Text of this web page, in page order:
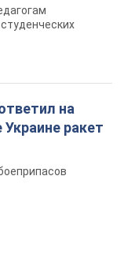
на
ракет